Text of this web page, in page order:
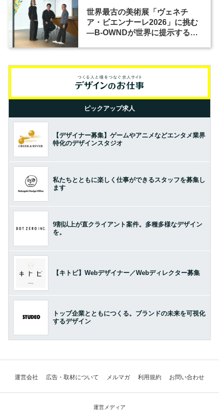
世界最古の美術展「ヴェネチ
ア・ビエンナーレ2026」に挑む
―B-OWNDが世界に提示する美
ピックアップ求人
【デザイナー募集】ゲームやアニメなどエンタメ業界
特化のデザインスタジオ
私たちとともに楽しく仕事ができるスタッフを募集し
ます
9割以上が直クライアント案件。多種多様なデザイン
を。
【キトビ】Webデザイナー／Webディレクター募集
トップ企業とともにつくる。ブランドの未来を可視化
するデザイン
運営会社 広告・取材について メルマガ 利用規約 お問い合わせ
運営メディア